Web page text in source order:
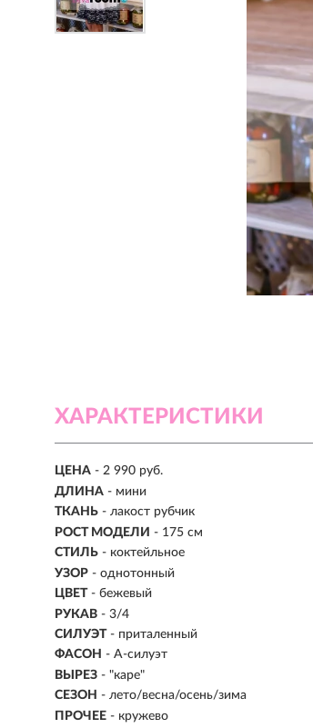
ХАРАКТЕРИСТИКИ
ЦЕНА - 2 990 руб.
ДЛИНА - мини
ТКАНЬ - лакост рубчик
РОСТ МОДЕЛИ - 175 см
СТИЛЬ - коктейльное
УЗОР - однотонный
ЦВЕТ - бежевый
РУКАВ - 3/4
СИЛУЭТ - приталенный
ФАСОН - А-силуэт
ВЫРЕЗ - "каре"
СЕЗОН - лето/весна/осень/зима
ПРОЧЕЕ - кружево